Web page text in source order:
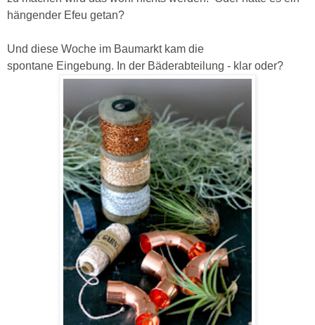
hängender Efeu getan?
Und diese Woche im Baumarkt kam die
spontane Eingebung. In der Bäderabteilung - klar oder?